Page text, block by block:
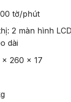
tờ/phút
2 màn hình
dài
x 260 x 17